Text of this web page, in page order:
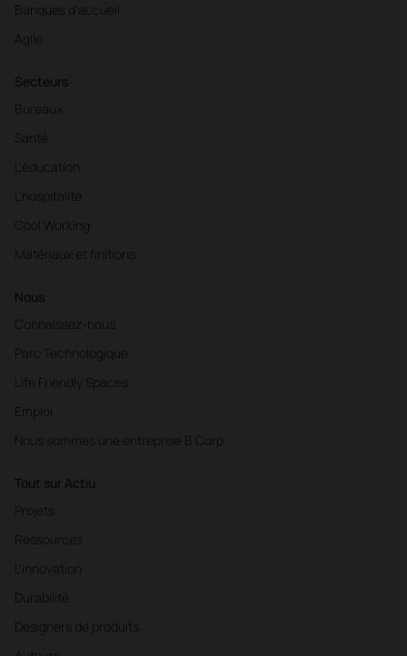
Banques d'accueil
Agile
Secteurs
Bureaux
Santé
L'éducation
L'hospitalité
Cool Working
Matériaux et finitions
Nous
Connaissez-nous
Parc Technologique
Life Friendly Spaces
Emploi
Nous sommes une entreprise B Corp
Tout sur Actiu
Projets
Ressources
L'innovation
Durabilité
Designers de produits